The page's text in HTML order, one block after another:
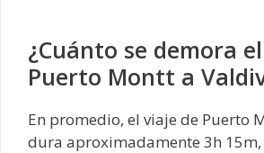
¿Cuánto se demora
Puerto Montt a
En promedio, el viaje de Puerto
dura aproximadamente 3h